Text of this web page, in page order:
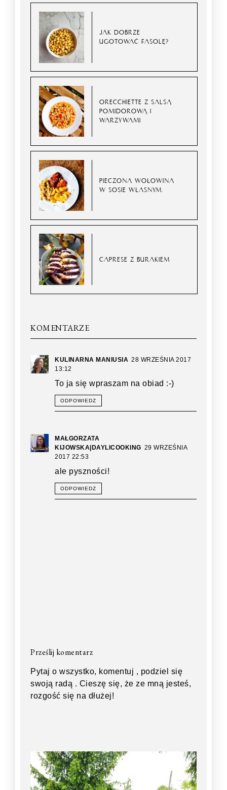
JAK DOBRZE
UGOTOWAĆ FASOLĘ?
ORECCHIETTE Z SALSĄ
POMIDOROWĄ I
WARZYWAMI
PIECZONA WOŁOWINA
W SOSIE WŁASNYM.
CAPRESE Z BURAKIEM
KOMENTARZE
KULINARNA MANIUSIA 28 WRZEŚNIA 2017
13:12
To ja się wpraszam na obiad :-)
ODPOWIEDZ
MAŁGORZATA
KIJOWSKA|DAYLICOOKING 29 WRZEŚNIA
2017 22:53
ale pyszności!
ODPOWIEDZ
Prześlij komentarz
Pytaj o wszystko, komentuj , podziel się
swoją radą . Cieszę się, że ze mną jesteś,
rozgość się na dłużej!